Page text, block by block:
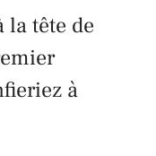
la tête de
à